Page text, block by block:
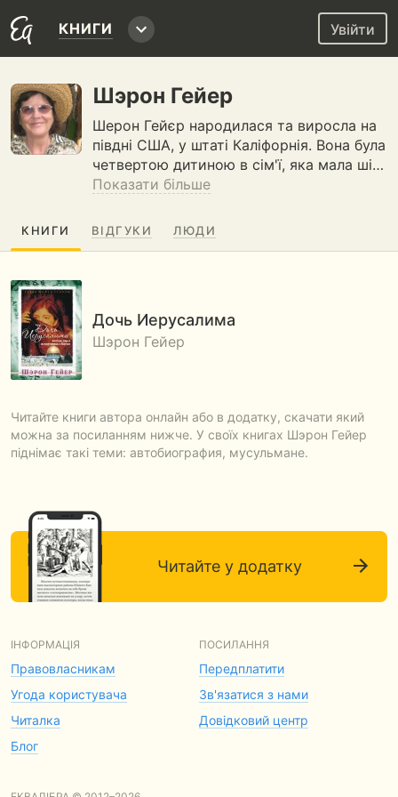
КНИГИ Увійти
Шэрон Гейер
Шерон Гейєр народилася та виросла на
півдні США, у штаті Каліфорнія. Вона була
четвертою дитиною в сім'ї, яка мала ші…
Показати більше
КНИГИ ВІДГУКИ ЛЮДИ
Дочь Иерусалима
Шэрон Гейер
Читайте книги автора онлайн або в додатку, скачати який
можна за посиланням нижче. У своїх книгах Шэрон Гейер
піднімає такі теми: автобиография, мусульмане.
Читайте у додатку
ІНФОРМАЦІЯ
Правовласникам
Угода користувача
Читалка
Блог
ПОСИЛАННЯ
Передплатити
Зв'язатися з нами
Довідковий центр